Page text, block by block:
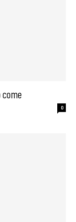
come
0